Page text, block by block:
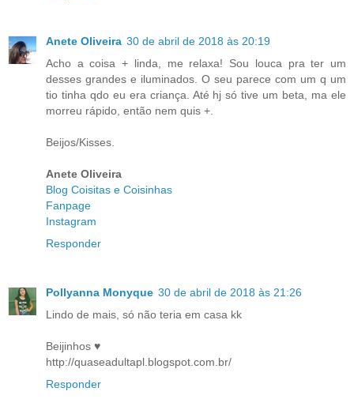
Anete Oliveira 30 de abril de 2018 às 20:19
Acho a coisa + linda, me relaxa! Sou louca pra ter um
desses grandes e iluminados. O seu parece com um q um
tio tinha qdo eu era criança. Até hj só tive um beta, ma ele
morreu rápido, então nem quis +.
Beijos/Kisses.
Anete Oliveira
Blog Coisitas e Coisinhas
Fanpage
Instagram
Responder
Pollyanna Monyque 30 de abril de 2018 às 21:26
Lindo de mais, só não teria em casa kk
Beijinhos ♥
http://quaseadultapl.blogspot.com.br/
Responder